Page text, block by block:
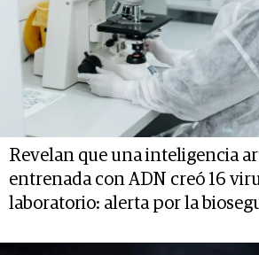
Revelan que una inteligencia
entrenada con ADN creó 16
laboratorio: alerta por la